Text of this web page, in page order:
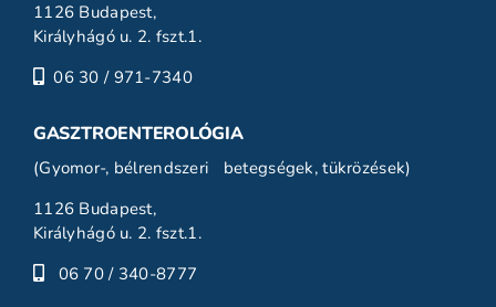
1126 Budapest,
Királyhágó u. 2. fszt.1.
06 30 / 971-7340
GASZTROENTEROLÓGIA
(Gyomor-, bélrendszeri betegségek, tükrözések)
1126 Budapest,
Királyhágó u. 2. fszt.1.
06 70 / 340-8777